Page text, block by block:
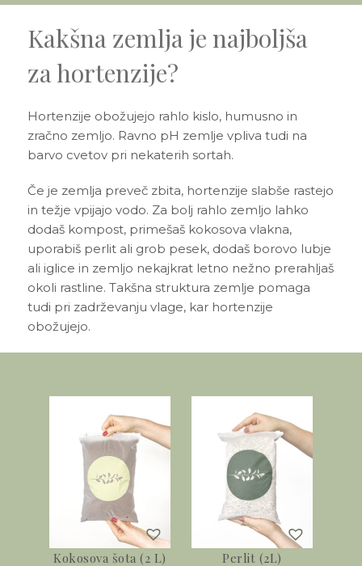
Kakšna zemlja je najboljša
za hortenzije?
Hortenzije obožujejo rahlo kislo, humusno in
zračno zemljo. Ravno pH zemlje vpliva tudi na
barvo cvetov pri nekaterih sortah.
Če je zemlja preveč zbita, hortenzije slabše rastejo
in težje vpijajo vodo. Za bolj rahlo zemljo lahko
dodaš kompost, primešaš kokosova vlakna,
uporabiš perlit ali grob pesek, dodaš borovo lubje
ali iglice in zemljo nekajkrat letno nežno prerahljaš
okoli rastline. Takšna struktura zemlje pomaga
tudi pri zadrževanju vlage, kar hortenzije
obožujejo.
Kokosova šota (2 L) Perlit (2L)